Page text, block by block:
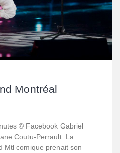
Montréal
© Facebook Gabriel
Coutu-Perrault La
Mtl comique prenait son